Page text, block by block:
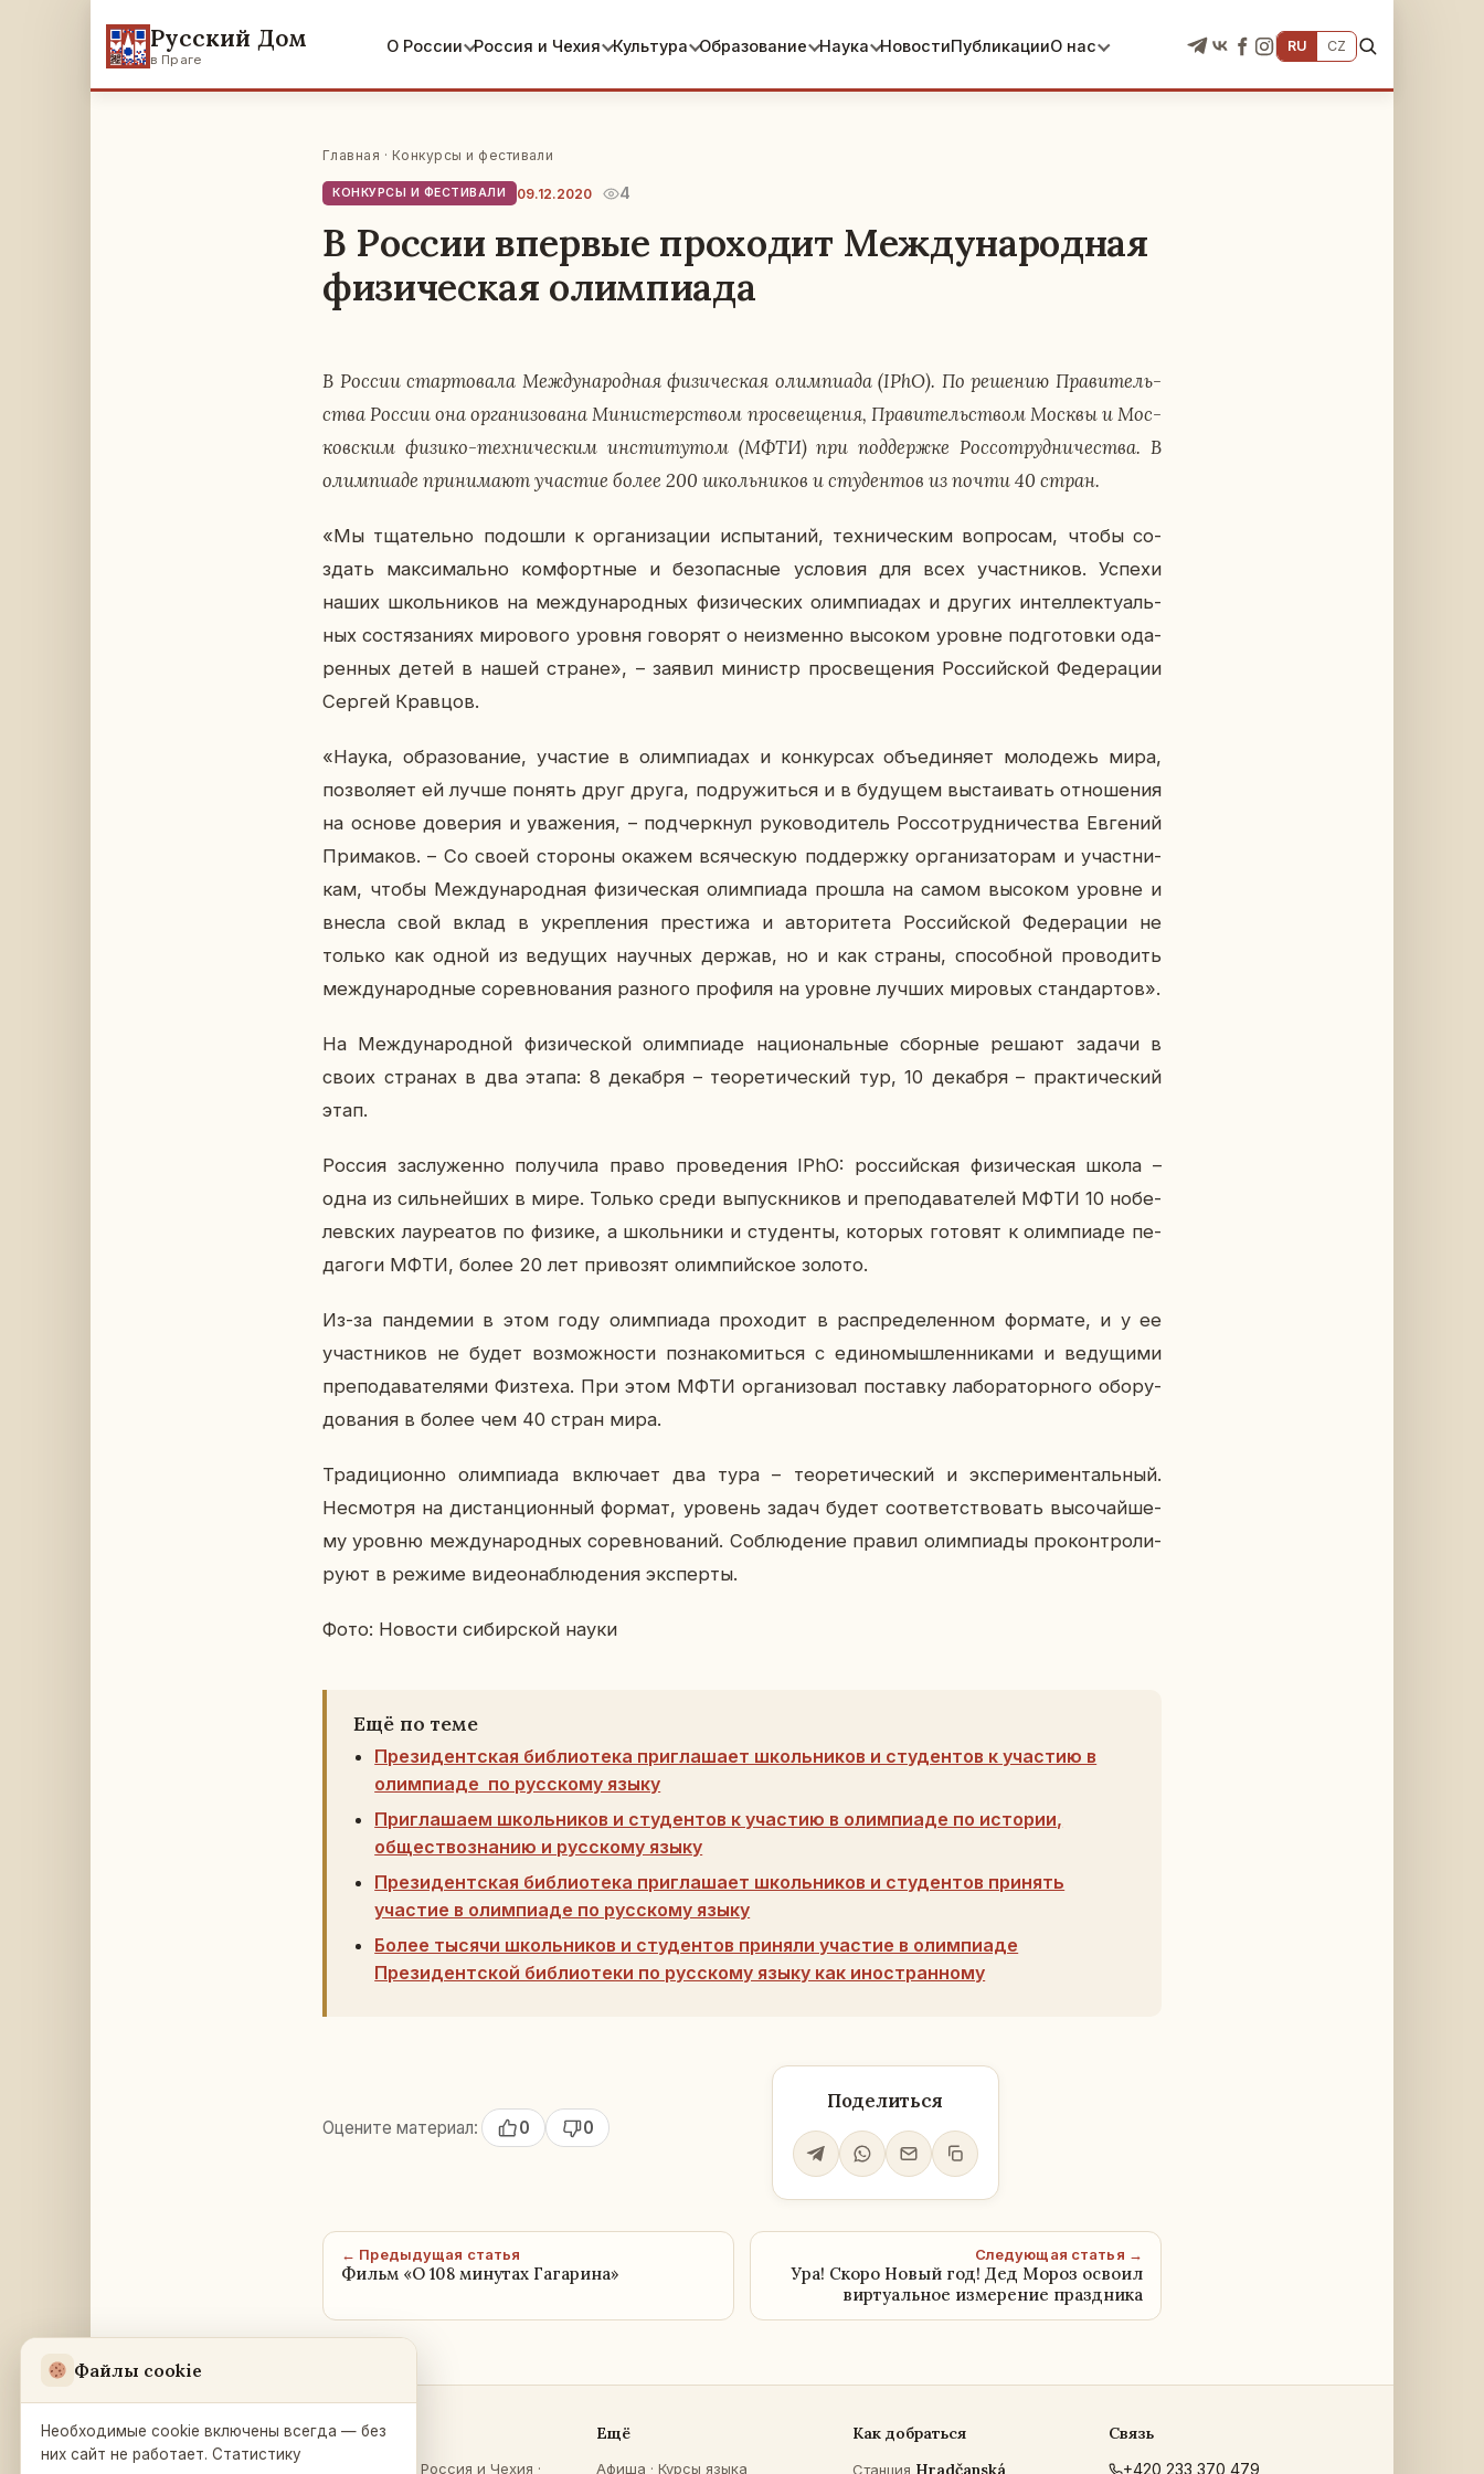
Русский Дом
в Праге
О России Россия и Чехия Культура Образование Наука НовостиПубликацииО нас RU CZ
Главная · Конкурсы и фестивали
КОНКУРСЫ И ФЕСТИВАЛИ 09.12.2020 4
В России впервые проходит Международная
физическая олимпиада
В России стар­то­ва­ла Меж­ду­на­род­ная фи­зи­че­ская олим­пи­а­да (IPhO). По ре­ше­нию Пра­ви­тель­
ства России она ор­га­ни­зо­ва­на Ми­ни­стер­ством про­све­ще­ния, Пра­ви­тель­ством Москвы и Мос­
ков­ским физико-тех­ни­че­ским ин­сти­ту­том (МФТИ) при под­держ­ке Рос­со­труд­ни­че­ства. В
олим­пиа­де при­ни­ма­ют уча­стие более 200 школь­ни­ков и сту­ден­тов из почти 40 стран.
«Мы тща­тель­но по­до­шли к ор­га­ни­за­ции ис­пы­та­ний, тех­ни­че­ским во­про­сам, чтобы со­
здать мак­си­маль­но ком­форт­ные и без­опас­ные усло­вия для всех участ­ни­ков. Успехи
наших школь­ни­ков на меж­ду­на­род­ных фи­зи­че­ских олим­пи­а­дах и других ин­тел­лек­ту­аль­
ных со­стя­за­ни­ях ми­ро­во­го уровня го­во­рят о неиз­мен­но вы­со­ком уровне под­го­тов­ки ода­
рен­ных детей в нашей стране», – заявил ми­нистр про­све­ще­ния Рос­сий­ской Фе­де­ра­ции
Сергей Крав­цов.
«Наука, об­ра­зо­ва­ние, уча­стие в олим­пи­а­дах и кон­кур­сах объ­еди­ня­ет мо­ло­дежь мира,
поз­во­ля­ет ей лучше понять друг друга, по­дру­жить­ся и в бу­ду­щем вы­ста­и­вать от­но­ше­ния
на основе до­ве­рия и ува­же­ния, – под­черк­нул ру­ко­во­ди­тель Рос­со­труд­ни­че­ства Ев­ге­ний
При­ма­ков. – Со своей сто­ро­ны окажем вся­че­скую под­держ­ку ор­га­ни­за­то­рам и участ­ни­
кам, чтобы Меж­ду­на­род­ная фи­зи­че­ская олим­пи­а­да прошла на самом вы­со­ком уровне и
внесла свой вклад в укреп­ле­ния пре­сти­жа и ав­то­ри­те­та Рос­сий­ской Фе­де­ра­ции не
только как одной из ве­ду­щих на­уч­ных держав, но и как страны, спо­соб­ной про­во­дить
меж­ду­на­род­ные со­рев­но­ва­ния раз­но­го про­фи­ля на уровне лучших ми­ро­вых стан­дар­тов».
На Меж­ду­на­род­ной фи­зи­че­ской олим­пиа­де на­ци­о­наль­ные сбор­ные решают задачи в
своих стра­нах в два этапа: 8 де­каб­ря – тео­ре­ти­че­ский тур, 10 де­каб­ря – прак­ти­че­ский
этап.
Россия за­слу­жен­но по­лу­чи­ла право про­ве­де­ния IPhO: рос­сий­ская фи­зи­че­ская школа –
одна из силь­ней­ших в мире. Только среди вы­пуск­ни­ков и пре­по­да­ва­те­лей МФТИ 10 но­бе­
лев­ских ла­у­ре­а­тов по физике, а школь­ни­ки и сту­ден­ты, ко­то­рых го­то­вят к олим­пиа­де пе­
да­го­ги МФТИ, более 20 лет при­во­зят олим­пий­ское золото.
Из-за пан­де­мии в этом году олим­пи­а­да про­хо­дит в рас­пре­де­лен­ном фор­ма­те, и у ее
участ­ни­ков не будет воз­мож­но­сти по­зна­ко­мить­ся с еди­но­мыш­лен­ни­ка­ми и ве­ду­щи­ми
пре­по­да­ва­те­ля­ми Физ­те­ха. При этом МФТИ ор­га­ни­зо­вал по­став­ку ла­бо­ра­тор­но­го обо­ру­
до­ва­ния в более чем 40 стран мира.
Тра­ди­ци­он­но олим­пи­а­да вклю­ча­ет два тура – тео­ре­ти­че­ский и экс­пе­ри­мен­таль­ный.
Несмот­ря на ди­стан­ци­он­ный формат, уро­вень задач будет со­от­вет­ство­вать вы­со­чай­ше­
му уровню меж­ду­на­род­ных со­рев­но­ва­ний. Со­блю­де­ние правил олим­пи­а­ды про­кон­тро­ли­
ру­ют в режиме ви­део­на­блю­де­ния экс­пер­ты.
Фото: Но­во­сти си­бир­ской науки
Ещё по теме
Президентская библиотека приглашает школьников и студентов к участию в
олимпиаде по русскому языку
Приглашаем школьников и студентов к участию в олимпиаде по истории,
обществознанию и русскому языку
Президентская библиотека приглашает школьников и студентов принять
участие в олимпиаде по русскому языку
Более тысячи школьников и студентов приняли участие в олимпиаде
Президентской библиотеки по русскому языку как иностранному
Оцените материал: 0 0
Поделиться
← Предыдущая статья
Фильм «О 108 минутах Гагарина»
Следующая статья →
Ура! Скоро Новый год! Дед Мороз освоил
виртуальное измерение праздника
Русский Дом
в Праге
Разделы
Россия и Чехия ·
Ещё
Афиша · Курсы языка
Как добраться
Станция Hradčanská
Связь
+420 233 370 479
Файлы cookie
Необходимые cookie включены всегда — без
них сайт не работает. Статистику